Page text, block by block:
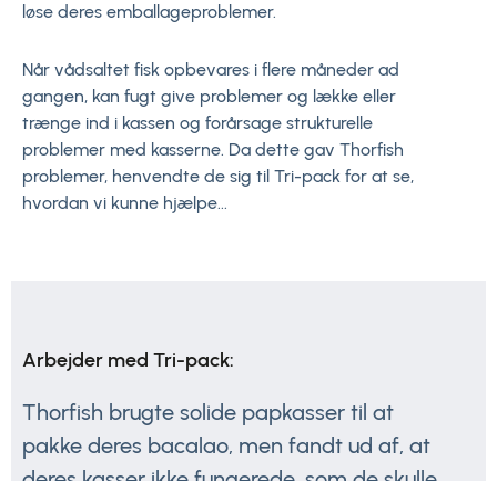
løse deres emballageproblemer.
Når vådsaltet fisk opbevares i flere måneder ad
gangen, kan fugt give problemer og lække eller
trænge ind i kassen og forårsage strukturelle
problemer med kasserne. Da dette gav Thorfish
problemer, henvendte de sig til Tri-pack for at se,
hvordan vi kunne hjælpe...
Arbejder med Tri-pack:
Thorfish brugte solide papkasser til at
pakke deres bacalao, men fandt ud af, at